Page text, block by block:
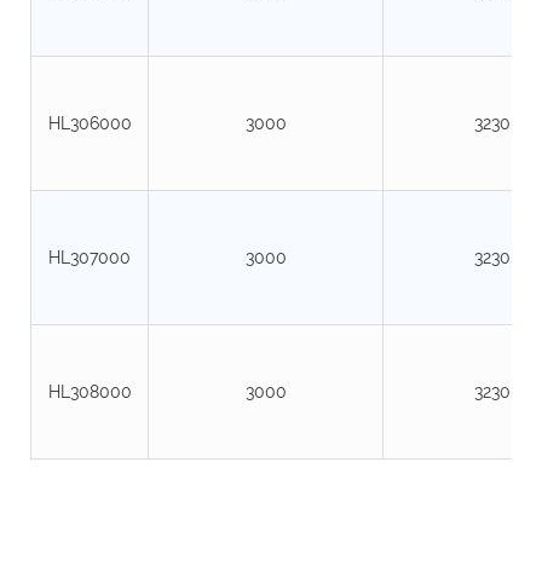
HL306000 3000 3230
HL307000 3000 3230
HL308000 3000 3230